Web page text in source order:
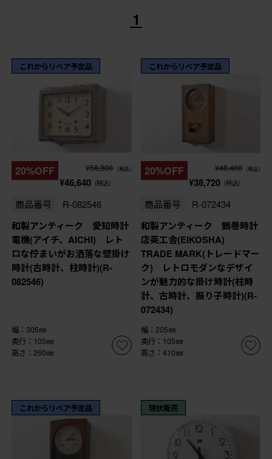
1
これからリペア予定品
20%OFF ¥58,300 (税込)
¥46,640 (税込)
商品番号 R-082546
和製アンティーク 愛知時計
電機(アイチ、AICHI) レト
ロな佇まいがお洒落な壁掛け
時計(古時計、柱時計)(R-
082546)
幅：305㎜
奥行：105㎜
高さ：260㎜
これからリペア予定品
20%OFF ¥48,400 (税込)
¥38,720 (税込)
商品番号 R-072434
和製アンティーク 鶴巻時計
店英工舎(EIKOSHA)
TRADE MARK(トレードマー
ク) レトロモダンなデザイ
ンが魅力的な掛け時計(柱時
計、古時計、振り子時計)(R-
072434)
幅：205㎜
奥行：105㎜
高さ：410㎜
これからリペア予定品 現状販売